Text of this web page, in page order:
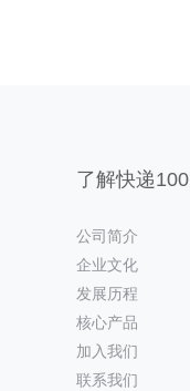
了解快递100
公司简介
企业文化
发展历程
核心产品
加入我们
联系我们